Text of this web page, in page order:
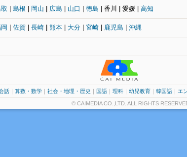
島根 岡山 広島 山口 徳島 | 香川 | 愛媛 | 高知
佐賀 長崎 熊本 大分 宮崎 鹿児島 沖縄
話 ｜ 算数・数学 ｜ 社会・地理・歴史 ｜ 国語 ｜ 理科 ｜ 幼児教育 ｜ 韓国語 ｜ エ
© CAIMEDIA CO.,LTD. ALL RIGHTS